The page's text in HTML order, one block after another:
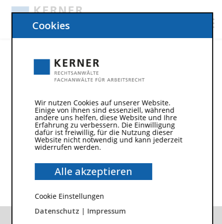
LEAVE A COMMENT
Cookies
Wir nutzen Cookies auf unserer Website.
Einige von ihnen sind essenziell, während
andere uns helfen, diese Website und Ihre
Erfahrung zu verbessern. Die Einwilligung
dafür ist freiwillig, für die Nutzung dieser
Website nicht notwendig und kann jederzeit
widerrufen werden.
Alle akzeptieren
Cookie Einstellungen
Datenschutz| Impressum